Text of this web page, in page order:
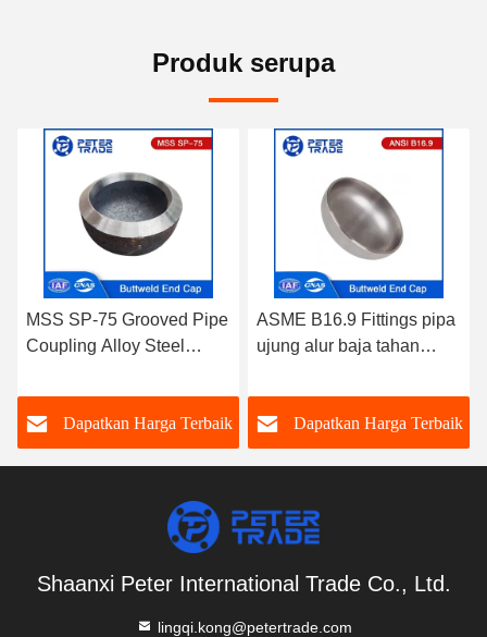
Produk serupa
MSS SP-75 Grooved Pipe
Coupling Alloy Steel
Cap NPS 15 - NPS 60
DikupasDapatkan Harga Terbaik
ASME B16.9 Fittings pipa
ujung alur baja tahan
ASTM A403 WP304 untuk
sambungan pipa alur
Dapatkan Harga Terbaik
Shaanxi Peter International Trade Co., Ltd.
lingqi.kong@petertrade.com